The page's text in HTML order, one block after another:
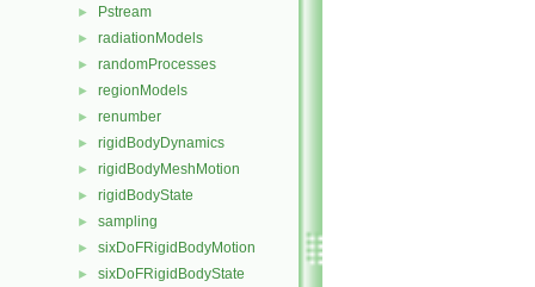
► Pstream
► radiationModels
► randomProcesses
► regionModels
► renumber
► rigidBodyDynamics
► rigidBodyMeshMotion
► rigidBodyState
► sampling
► sixDoFRigidBodyMotion
► sixDoFRigidBodyState